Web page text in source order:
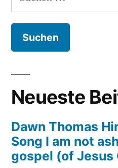
nach:
Neueste
Dawn Thomas
Song I am not
gospel (of Jesus